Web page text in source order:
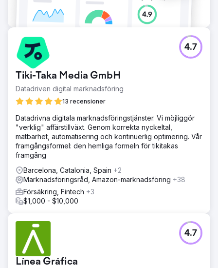
Tiki-Taka Media GmbH
Datadriven digital marknadsföring
13 recensioner
4.7
Datadrivna digitala marknadsföringstjänster. Vi möjliggör
"verklig" affärstillväxt. Genom korrekta nyckeltal,
mätbarhet, automatisering och kontinuerlig optimering. Vår
framgångsformel: den hemliga formeln för tikitakas
framgång
Barcelona, Catalonia, Spain +2
Marknadsföringsråd, Amazon-marknadsföring +38
Försäkring, Fintech +3
$1,000 - $10,000
Línea Gráfica
4.7